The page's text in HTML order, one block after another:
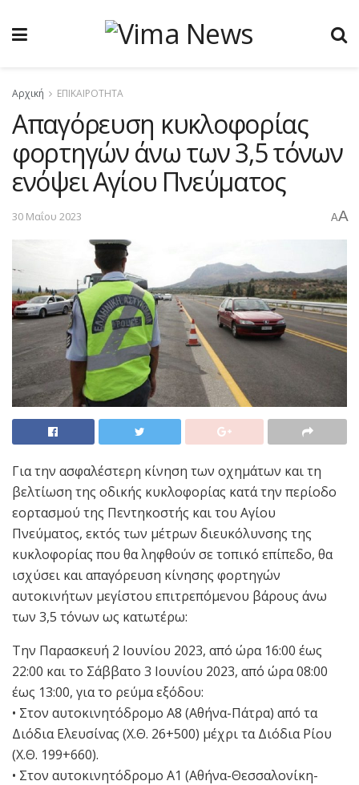
Αρχική ΕΠΙΚΑΙΡΟΤΗΤΑ
Απαγόρευση κυκλοφορίας
φορτηγών άνω των 3,5 τόνων
ενόψει Αγίου Πνεύματος
30 Μαΐου 2023 AA
Για την ασφαλέστερη κίνηση των οχημάτων και τη
βελτίωση της οδικής κυκλοφορίας κατά την περίοδο
εορτασμού της Πεντηκοστής και του Αγίου
Πνεύματος, εκτός των μέτρων διευκόλυνσης της
κυκλοφορίας που θα ληφθούν σε τοπικό επίπεδο, θα
ισχύσει και απαγόρευση κίνησης φορτηγών
αυτοκινήτων μεγίστου επιτρεπόμενου βάρους άνω
των 3,5 τόνων ως κατωτέρω:
Την Παρασκευή 2 Ιουνίου 2023, από ώρα 16:00 έως
22:00 και το Σάββατο 3 Ιουνίου 2023, από ώρα 08:00
έως 13:00, για το ρεύμα εξόδου:
• Στον αυτοκινητόδρομο Α8 (Αθήνα-Πάτρα) από τα
Διόδια Ελευσίνας (Χ.Θ. 26+500) μέχρι τα Διόδια Ρίου
(Χ.Θ. 199+660).
• Στον αυτοκινητόδρομο Α1 (Αθήνα-Θεσσαλονίκη-